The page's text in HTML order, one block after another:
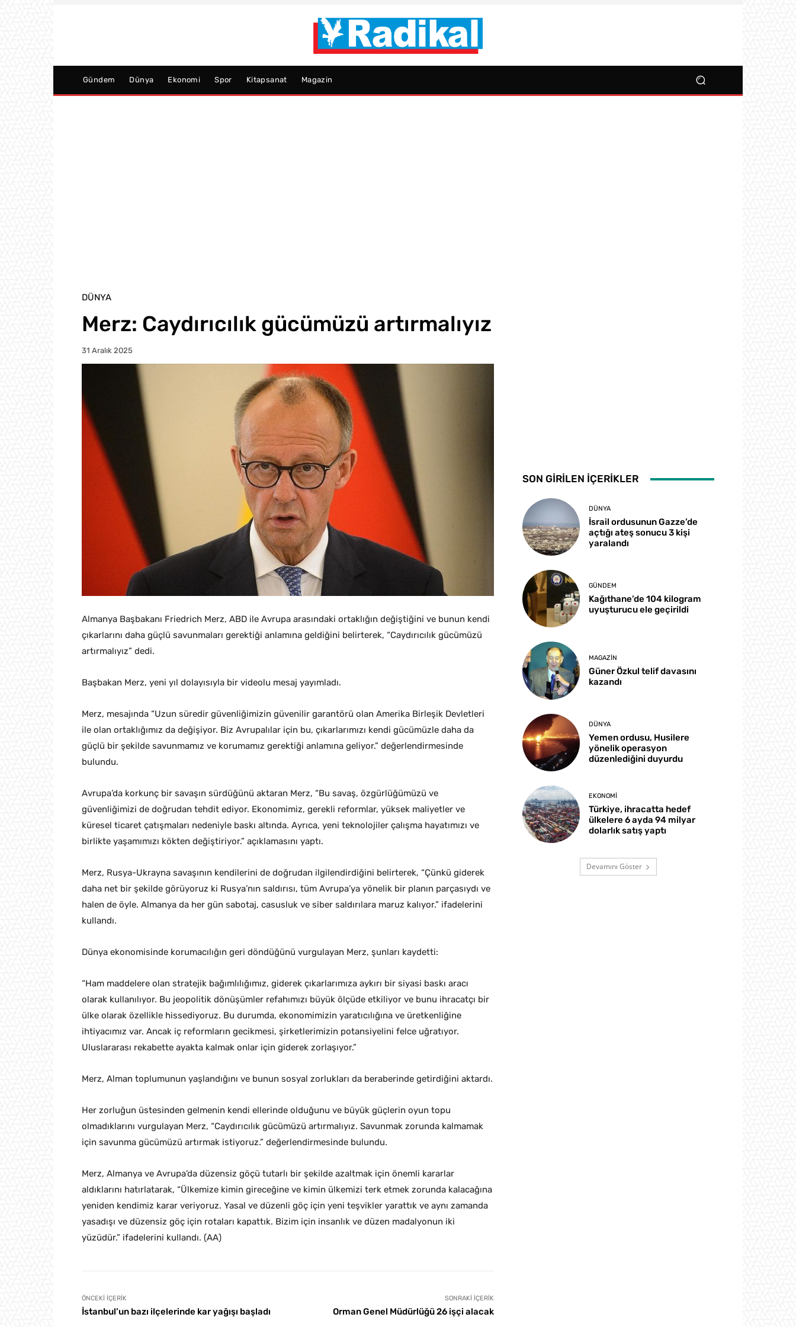
Gündem Dünya Ekonomi Spor Kitapsanat Magazin
DÜNYA
Merz: Caydırıcılık gücümüzü artırmalıyız
31 Aralık 2025
Almanya Başbakanı Friedrich Merz, ABD ile Avrupa arasındaki ortaklığın değiştiğini ve bunun kendi
çıkarlarını daha güçlü savunmaları gerektiği anlamına geldiğini belirterek, “Caydırıcılık gücümüzü
artırmalıyız” dedi.
Başbakan Merz, yeni yıl dolayısıyla bir videolu mesaj yayımladı.
Merz, mesajında “Uzun süredir güvenliğimizin güvenilir garantörü olan Amerika Birleşik Devletleri
ile olan ortaklığımız da değişiyor. Biz Avrupalılar için bu, çıkarlarımızı kendi gücümüzle daha da
güçlü bir şekilde savunmamız ve korumamız gerektiği anlamına geliyor.” değerlendirmesinde
bulundu.
Avrupa’da korkunç bir savaşın sürdüğünü aktaran Merz, “Bu savaş, özgürlüğümüzü ve
güvenliğimizi de doğrudan tehdit ediyor. Ekonomimiz, gerekli reformlar, yüksek maliyetler ve
küresel ticaret çatışmaları nedeniyle baskı altında. Ayrıca, yeni teknolojiler çalışma hayatımızı ve
birlikte yaşamımızı kökten değiştiriyor.” açıklamasını yaptı.
Merz, Rusya-Ukrayna savaşının kendilerini de doğrudan ilgilendirdiğini belirterek, “Çünkü giderek
daha net bir şekilde görüyoruz ki Rusya’nın saldırısı, tüm Avrupa’ya yönelik bir planın parçasıydı ve
halen de öyle. Almanya da her gün sabotaj, casusluk ve siber saldırılara maruz kalıyor.” ifadelerini
kullandı.
Dünya ekonomisinde korumacılığın geri döndüğünü vurgulayan Merz, şunları kaydetti:
“Ham maddelere olan stratejik bağımlılığımız, giderek çıkarlarımıza aykırı bir siyasi baskı aracı
olarak kullanılıyor. Bu jeopolitik dönüşümler refahımızı büyük ölçüde etkiliyor ve bunu ihracatçı bir
ülke olarak özellikle hissediyoruz. Bu durumda, ekonomimizin yaratıcılığına ve üretkenliğine
ihtiyacımız var. Ancak iç reformların gecikmesi, şirketlerimizin potansiyelini felce uğratıyor.
Uluslararası rekabette ayakta kalmak onlar için giderek zorlaşıyor.”
Merz, Alman toplumunun yaşlandığını ve bunun sosyal zorlukları da beraberinde getirdiğini aktardı.
Her zorluğun üstesinden gelmenin kendi ellerinde olduğunu ve büyük güçlerin oyun topu
olmadıklarını vurgulayan Merz, “Caydırıcılık gücümüzü artırmalıyız. Savunmak zorunda kalmamak
için savunma gücümüzü artırmak istiyoruz.” değerlendirmesinde bulundu.
Merz, Almanya ve Avrupa’da düzensiz göçü tutarlı bir şekilde azaltmak için önemli kararlar
aldıklarını hatırlatarak, “Ülkemize kimin gireceğine ve kimin ülkemizi terk etmek zorunda kalacağına
yeniden kendimiz karar veriyoruz. Yasal ve düzenli göç için yeni teşvikler yarattık ve aynı zamanda
yasadışı ve düzensiz göç için rotaları kapattık. Bizim için insanlık ve düzen madalyonun iki
yüzüdür.” ifadelerini kullandı. (AA)
ÖNCEKI İÇERIK
İstanbul’un bazı ilçelerinde kar yağışı başladı
SONRAKI İÇERIK
Orman Genel Müdürlüğü 26 işçi alacak
SON GİRİLEN İÇERİKLER
DÜNYA
İsrail ordusunun Gazze’de
açtığı ateş sonucu 3 kişi
yaralandı
GÜNDEM
Kağıthane’de 104 kilogram
uyuşturucu ele geçirildi
MAGAZIN
Güner Özkul telif davasını
kazandı
DÜNYA
Yemen ordusu, Husilere
yönelik operasyon
düzenlediğini duyurdu
EKONOMI
Türkiye, ihracatta hedef
ülkelere 6 ayda 94 milyar
dolarlık satış yaptı
Devamını Göster